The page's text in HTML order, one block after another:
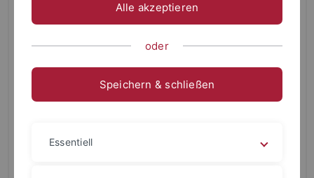
Regelstudienzeit
6 Semester
Kombinationsfach erforderlich?
Überblick Bewerbungsfristen
Alle akzeptieren
oder
Speichern & schließen
Essentiell